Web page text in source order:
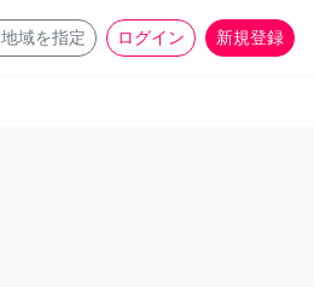
地域を指定 ログイン 新規登録